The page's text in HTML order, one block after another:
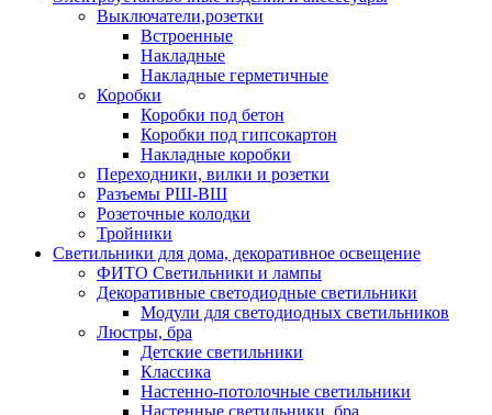
Выключатели,розетки
Встроенные
Накладные
Накладные герметичные
Коробки
Коробки под бетон
Коробки под гипсокартон
Накладные коробки
Переходники, вилки и розетки
Разъемы РШ-ВШ
Розеточные колодки
Тройники
Светильники для дома, декоративное освещение
ФИТО Светильники и лампы
Декоративные светодиодные светильники
Модули для светодиодных светильников
Люстры, бра
Детские светильники
Классика
Настенно-потолочные светильники
Настенные светильники, бра